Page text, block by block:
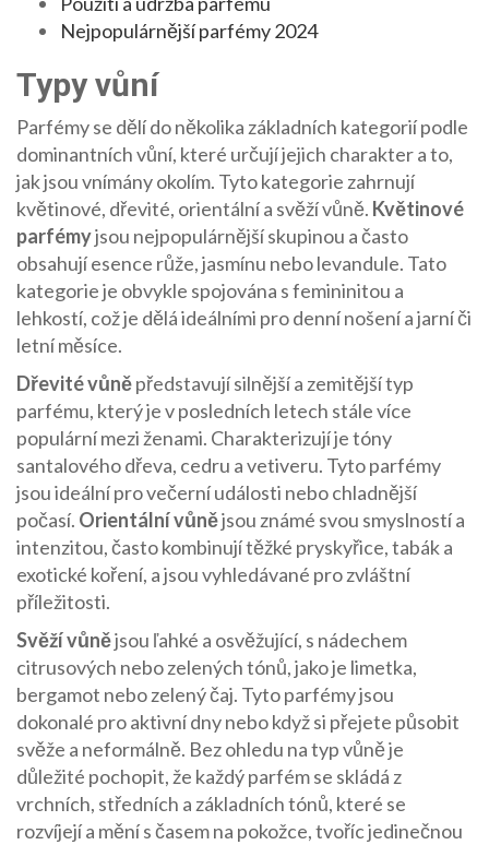
Nejpopulárnější parfémy 2024
Typy vůní
Parfémy se dělí do několika základních kategorií podle
dominantních vůní, které určují jejich charakter a to,
jak jsou vnímány okolím. Tyto kategorie zahrnují
květinové, dřevité, orientální a svěží vůně. Květinové
parfémyjsou nejpopulárnější skupinou a často
obsahují esence růže, jasmínu nebo levandule. Tato
kategorie je obvykle spojována s femininitou a
lehkostí, což je dělá ideálními pro denní nošení a jarní či
letní měsíce.
Dřevité vůněpředstavují silnější a zemitější typ
parfému, který je v posledních letech stále více
populární mezi ženami. Charakterizují je tóny
santalového dřeva, cedru a vetiveru. Tyto parfémy
jsou ideální pro večerní události nebo chladnější
počasí. Orientální vůnějsou známé svou smyslností a
intenzitou, často kombinují těžké pryskyřice, tabák a
exotické koření, a jsou vyhledávané pro zvláštní
příležitosti.
Svěží vůnějsou ľahké a osvěžující, s nádechem
citrusových nebo zelených tónů, jako je limetka,
bergamot nebo zelený čaj. Tyto parfémy jsou
dokonalé pro aktivní dny nebo když si přejete působit
svěže a neformálně. Bez ohledu na typ vůně je
důležité pochopit, že každý parfém se skládá z
vrchních, středních a základních tónů, které se
rozvíjejí a mění s časem na pokožce, tvoříc jedinečnou